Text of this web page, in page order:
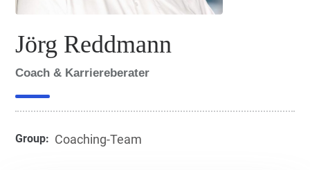
Jörg Reddmann
Coach & Karriereberater
Group: Coaching-Team